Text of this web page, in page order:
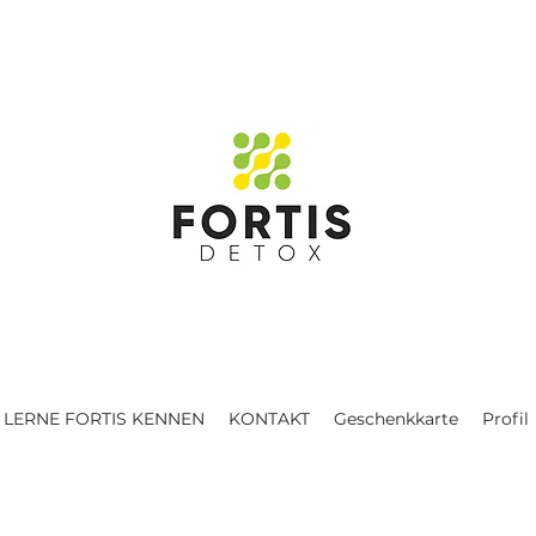
LERNE FORTIS KENNEN KONTAKT Geschenkkarte Profil